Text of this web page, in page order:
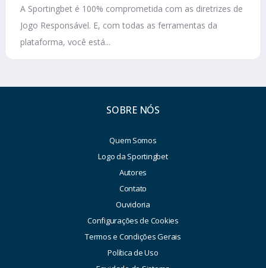
A Sportingbet é 100% comprometida com as diretrizes de
Jogo Responsável. E, com todas as ferramentas da
plataforma, você está...
SOBRE NÓS
Quem Somos
Logo da Sportingbet
Autores
Contato
Ouvidoria
Configurações de Cookies
Termos e Condições Gerais
Política de Uso